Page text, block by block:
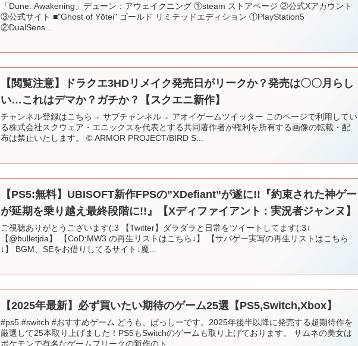
「Dune: Awakening」デューン：アウェイクニング ①steam ストアページ ②公式Xアカウント
③公式サイト ■"Ghost of Yōtei" ゴールド リミテッドエディション ①PlayStation5
②DualSens...
【閲覧注意】ドラクエ3HDリメイク発売日がリークか？発売は〇〇月らし
い…これはデマか？ガチか？【スクエニ新作】
チャンネル登録はこちら→ サブチャンネル→ アオイゲームツイッター このページで利用してい
る株式会社スクウェア・エニックスを代表とする共同著作者が権利を所有する画像の転載・配
布は禁止いたします。 © ARMOR PROJECT/BIRD S...
【PS5:無料】UBISOFT新作FPSの”XDefiant”が遂に!!『約束された神ゲー
が延期を乗り越え最終段階に!!』【Xディファイアント : 実況者ジャンヌ】
ご視聴ありがとうございます(:3 【Twitter】ダラダラと日常をツイートしてます(:3↓
【@bulletjda】 【CoD:MW3 の再生リストはこちら↓】 【サバゲー実写の再生リストはこちら
↓】 BGM、SEをお借りしてるサイト↓魔...
【2025年最新】必ず買いたい期待のゲーム25選【PS5,Switch,Xbox】
#ps5 #switch #おすすめゲーム どうも、ぱっしーです。2025年後半以降に発売する超期待作を
厳選して25本取り上げました！PS5もSwitchのゲームも取り上げております。 サムネの美女は
ポケモンで有名なゲームフリークの新作のト...